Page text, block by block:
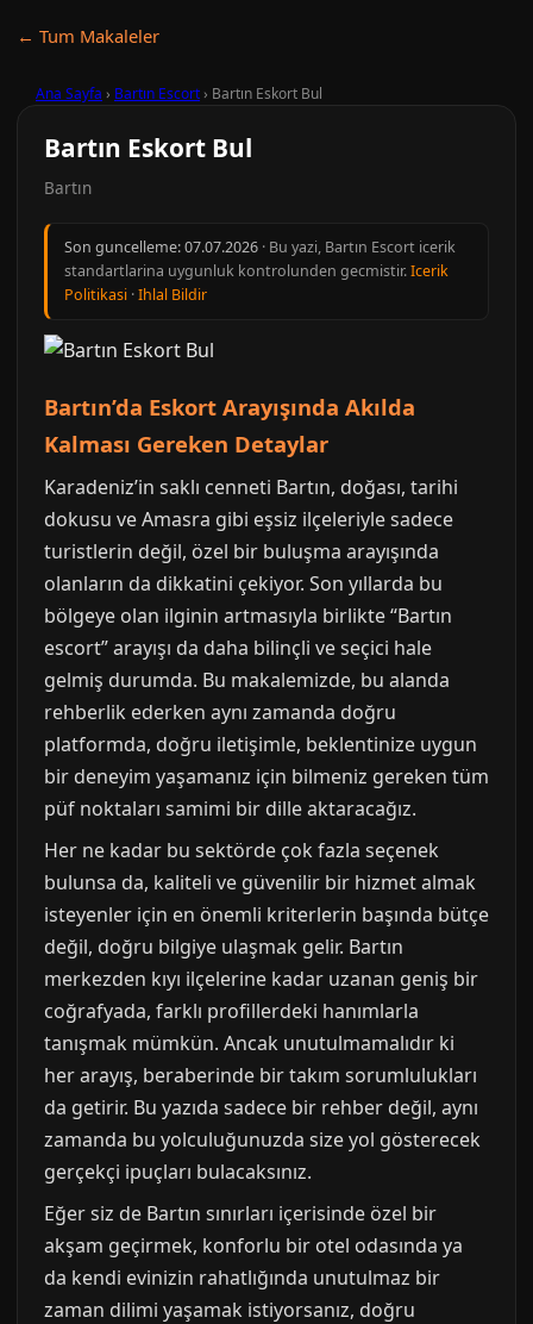
← Tum Makaleler
Ana Sayfa › Bartın Escort› Bartın Eskort Bul
Bartın Eskort Bul
Bartın
Son guncelleme:07.07.2026 · Bu yazi, Bartın Escort icerik
standartlarina uygunluk kontrolunden gecmistir.Icerik
Politikasi ·Ihlal Bildir
Bartın’da Eskort Arayışında Akılda
Kalması Gereken Detaylar
Karadeniz’in saklı cenneti Bartın, doğası, tarihi
dokusu ve Amasra gibi eşsiz ilçeleriyle sadece
turistlerin değil, özel bir buluşma arayışında
olanların da dikkatini çekiyor. Son yıllarda bu
bölgeye olan ilginin artmasıyla birlikte “Bartın
escort” arayışı da daha bilinçli ve seçici hale
gelmiş durumda. Bu makalemizde, bu alanda
rehberlik ederken aynı zamanda doğru
platformda, doğru iletişimle, beklentinize uygun
bir deneyim yaşamanız için bilmeniz gereken tüm
püf noktaları samimi bir dille aktaracağız.
Her ne kadar bu sektörde çok fazla seçenek
bulunsa da, kaliteli ve güvenilir bir hizmet almak
isteyenler için en önemli kriterlerin başında bütçe
değil, doğru bilgiye ulaşmak gelir. Bartın
merkezden kıyı ilçelerine kadar uzanan geniş bir
coğrafyada, farklı profillerdeki hanımlarla
tanışmak mümkün. Ancak unutulmamalıdır ki
her arayış, beraberinde bir takım sorumlulukları
da getirir. Bu yazıda sadece bir rehber değil, aynı
zamanda bu yolculuğunuzda size yol gösterecek
gerçekçi ipuçları bulacaksınız.
Eğer siz de Bartın sınırları içerisinde özel bir
akşam geçirmek, konforlu bir otel odasında ya
da kendi evinizin rahatlığında unutulmaz bir
zaman dilimi yaşamak istiyorsanız, doğru